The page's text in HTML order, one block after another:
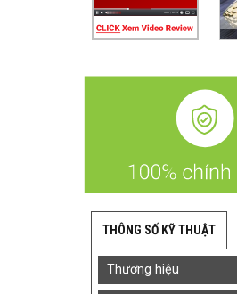
THÔNG SỐ KỸ THUẬT
Thương hiệu